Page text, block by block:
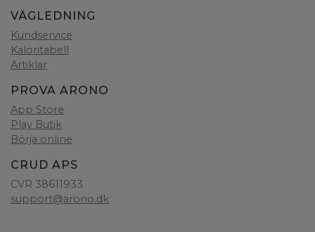
VÄGLEDNING
Kundservice
Kaloritabell
Artiklar
PROVA ARONO
App Store
Play Butik
Börja online
CRUD APS
CVR 38611933
support@arono.dk